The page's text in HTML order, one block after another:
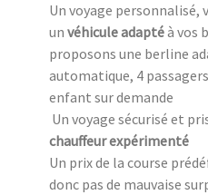
Un voyage personnalisé,
un véhicule adaptéà vos
proposons une berline
automatique, 4
enfant sur demande
Un voyage sécurisé et
chauffeur expérimenté
Un prix de la course
donc pas de mauvaise